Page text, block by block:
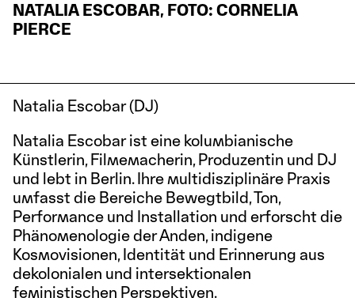
NATALIA ESCOBAR, FOTO: CORNELIA
PIERCE
Natalia Escobar (DJ)
Natalia Escobar ist eine kolumbianische
Künstlerin, Filmemacherin, Produzentin und DJ
und lebt in Berlin. Ihre multidisziplinäre Praxis
umfasst die Bereiche Bewegtbild, Ton,
Performance und Installation und erforscht die
Phänomenologie der Anden, indigene
Kosmovisionen, Identität und Erinnerung aus
dekolonialen und intersektionalen
feministischen Perspektiven.